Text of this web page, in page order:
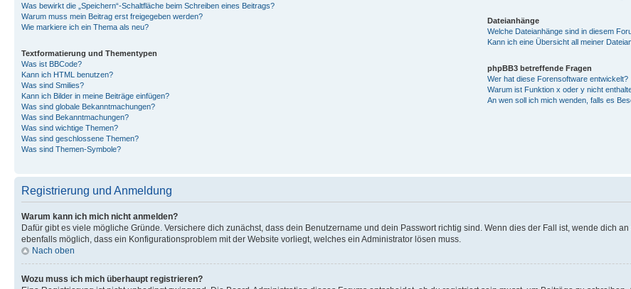
Was bewirkt die „Speichern“-Schaltfläche beim Schreiben eines Beitrags?
Warum muss mein Beitrag erst freigegeben werden?
Wie markiere ich ein Thema als neu?
Textformatierung und Thementypen
Was ist BBCode?
Kann ich HTML benutzen?
Was sind Smilies?
Kann ich Bilder in meine Beiträge einfügen?
Was sind globale Bekanntmachungen?
Was sind Bekanntmachungen?
Was sind wichtige Themen?
Was sind geschlossene Themen?
Was sind Themen-Symbole?
Dateianhänge
Welche Dateianhänge sind in diesem
Kann ich eine Übersicht all meiner
phpBB3 betreffende Fragen
Wer hat diese Forensoftware entwickelt?
Warum ist Funktion x oder y nicht
An wen soll ich mich wenden, falls es
Registrierung und Anmeldung
Warum kann ich mich nicht anmelden?
Dafür gibt es viele mögliche Gründe. Versichere dich zunächst, dass dein Benutzername und dein Passwort richtig sind. Wenn dies der Fall ist, wende dich
ebenfalls möglich, dass ein Konfigurationsproblem mit der Website vorliegt, welches ein Administrator lösen muss.
Nach oben
Wozu muss ich mich überhaupt registrieren?